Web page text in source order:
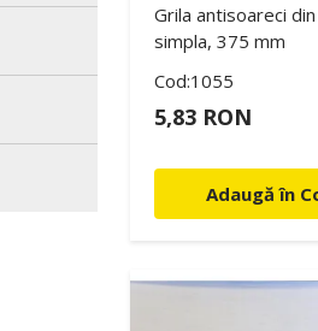
Grila antisoareci
simpla, 375 mm
Cod:1055
5,83 RON
Adaugă în